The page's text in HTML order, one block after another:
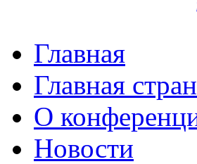
Главная
Главная
О
Новости